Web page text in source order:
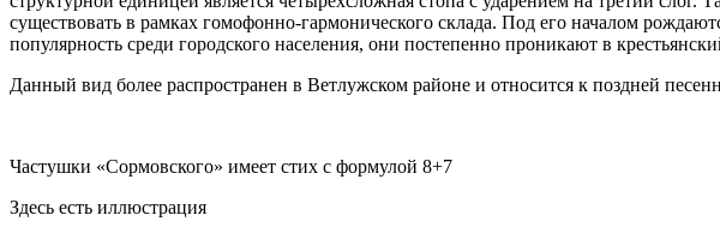
существовать в рамках гомофонно-гармонического склада. Под его началом
популярность среди городского населения, они постепенно проникают в
Данный вид более распространен в Ветлужском районе и относится к поздней
Частушки «Сормовского» имеет стих с формулой 8+7
Здесь есть иллюстрация